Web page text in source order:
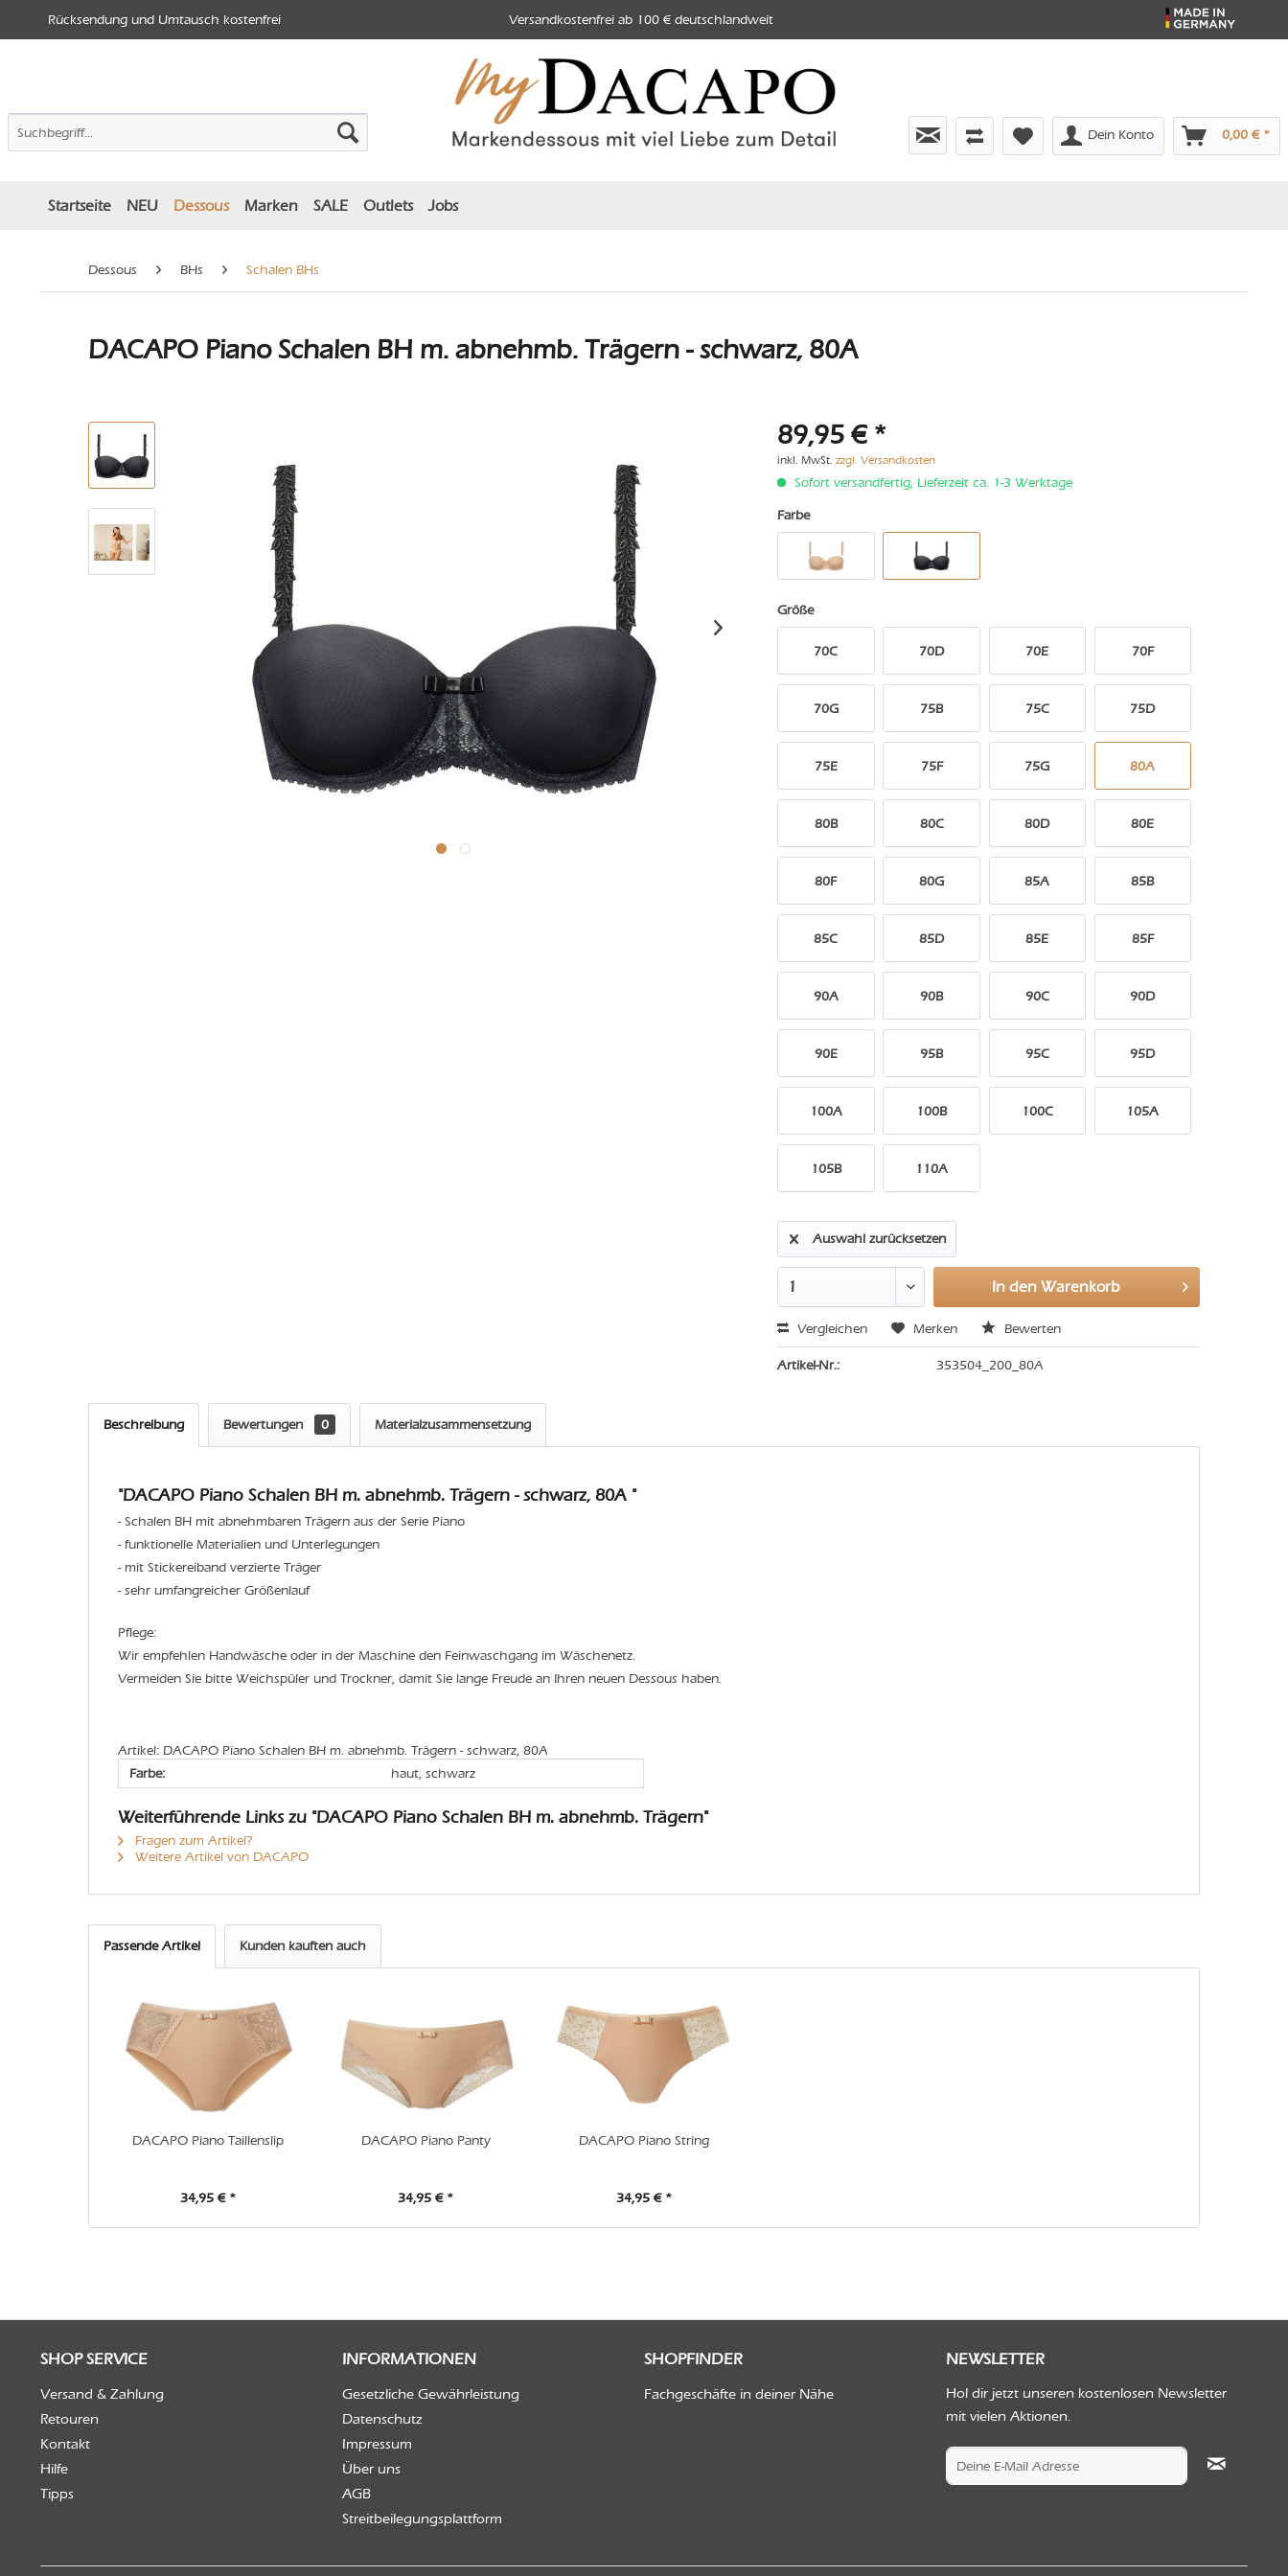
Rücksendung und Umtausch kostenfrei Versandkostenfrei ab 100 € deutschlandweit
Dein Konto 0,00 € *
Startseite NEU Dessous Marken SALE Outlets Jobs
Dessous BHs Schalen BHs
DACAPO Piano Schalen BH m. abnehmb. Trägern - schwarz, 80A
89,95 € *
inkl. MwSt.zzgl. Versandkosten
Sofort versandfertig, Lieferzeit ca. 1-3 Werktage
Farbe
Größe
70C 70D 70E 70F
70G 75B 75C 75D
75E 75F 75G 80A
80B 80C 80D 80E
80F 80G 85A 85B
85C 85D 85E 85F
90A 90B 90C 90D
90E 95B 95C 95D
100A 100B 100C 105A
105B 110A
Auswahl zurücksetzen
In den Warenkorb
Vergleichen Merken Bewerten
Artikel-Nr.: 353504_200_80A
Beschreibung Bewertungen 0 Materialzusammensetzung
"DACAPO Piano Schalen BH m. abnehmb. Trägern - schwarz, 80A "
- Schalen BH mit abnehmbaren Trägern aus der Serie Piano
- funktionelle Materialien und Unterlegungen
- mit Stickereiband verzierte Träger
- sehr umfangreicher Größenlauf
Pflege:
Wir empfehlen Handwäsche oder in der Maschine den Feinwaschgang im Wäschenetz.
Vermeiden Sie bitte Weichspüler und Trockner, damit Sie lange Freude an Ihren neuen Dessous haben.
Artikel: DACAPO Piano Schalen BH m. abnehmb. Trägern - schwarz, 80A
Farbe:
haut, schwarz
Weiterführende Links zu "DACAPO Piano Schalen BH m. abnehmb. Trägern"
Fragen zum Artikel?
Weitere Artikel von DACAPO
Passende Artikel Kunden kauften auch
DACAPO Piano Taillenslip
34,95 € *
DACAPO Piano Panty
34,95 € *
DACAPO Piano String
34,95 € *
SHOP SERVICE
Versand & Zahlung
Retouren
Kontakt
Hilfe
Tipps
INFORMATIONEN
Gesetzliche Gewährleistung
Datenschutz
Impressum
Über uns
AGB
Streitbeilegungsplattform
SHOPFINDER
Fachgeschäfte in deiner Nähe
NEWSLETTER
Hol dir jetzt unseren kostenlosen Newsletter
mit vielen Aktionen.